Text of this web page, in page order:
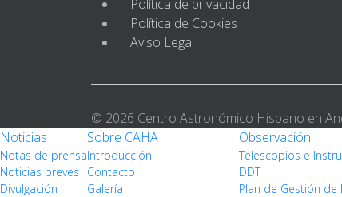
Política de privacidad
Política de Cookies
Aviso Legal
© 2026 Centro Astronómico Hispano en
Noticias
Notas de prensa
Noticias breves
Divulgación
Sobre CAHA
Introducción
Contacto
Galería
Observación
Telescopios e
DDT
Plan de Gestión de